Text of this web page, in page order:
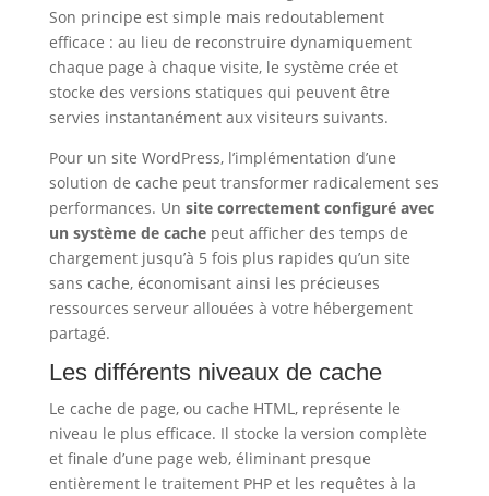
Son principe est simple mais redoutablement
efficace : au lieu de reconstruire dynamiquement
chaque page à chaque visite, le système crée et
stocke des versions statiques qui peuvent être
servies instantanément aux visiteurs suivants.
Pour un site WordPress, l’implémentation d’une
solution de cache peut transformer radicalement ses
performances. Un site correctement configuré avec
un système de cachepeut afficher des temps de
chargement jusqu’à 5 fois plus rapides qu’un site
sans cache, économisant ainsi les précieuses
ressources serveur allouées à votre hébergement
partagé.
Les différents niveaux de cache
Le cache de page, ou cache HTML, représente le
niveau le plus efficace. Il stocke la version complète
et finale d’une page web, éliminant presque
entièrement le traitement PHP et les requêtes à la